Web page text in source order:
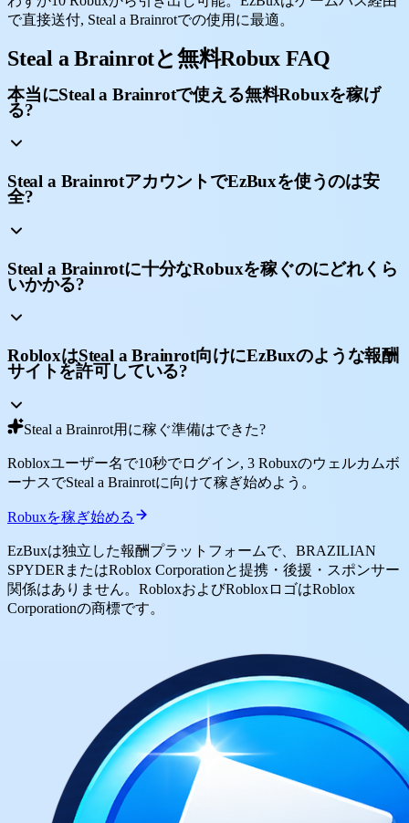
で直接送付, Steal a Brainrotでの使用に最適。
Steal a Brainrotと無料Robux FAQ
本当にSteal a Brainrotで使える無料Robuxを稼げ
る?
Steal a BrainrotアカウントでEzBuxを使うのは安
全?
Steal a Brainrotに十分なRobuxを稼ぐのにどれくら
いかかる?
RobloxはSteal a Brainrot向けにEzBuxのような報酬
サイトを許可している?
Steal a Brainrot用に稼ぐ準備はできた?
Robloxユーザー名で10秒でログイン, 3 Robuxのウェルカムボ
ーナスでSteal a Brainrotに向けて稼ぎ始めよう。
Robuxを稼ぎ始める
EzBuxは独立した報酬プラットフォームで、BRAZILIAN
SPYDERまたはRoblox Corporationと提携・後援・スポンサー
関係はありません。RobloxおよびRobloxロゴはRoblox
Corporationの商標です。